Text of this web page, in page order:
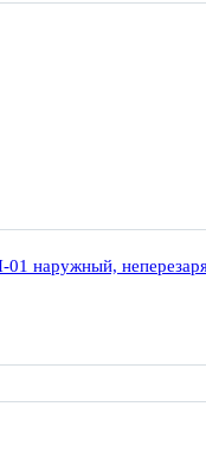
наружный,